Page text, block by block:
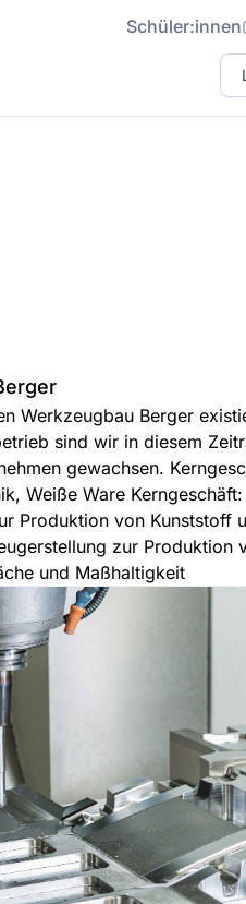
Schüler:innen
Werkzeugbau Berger
sind wir in diesem
gewachsen.
Weiße Ware
Produktion von Kunststoff
zur Produktion
und Maßhaltigkeit